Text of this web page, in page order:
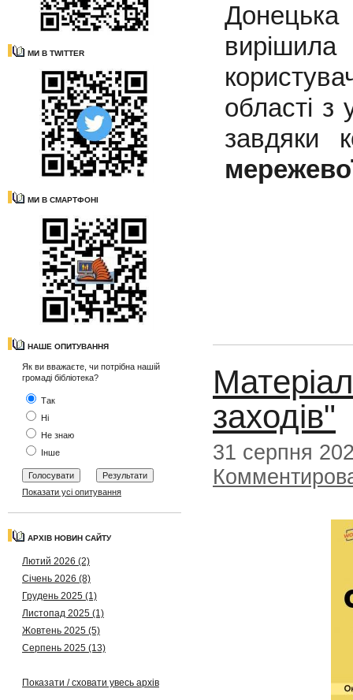
МИ В TWITTER
МИ В СМАРТФОНІ
НАШЕ ОПИТУВАННЯ
Як ви вважаєте, чи потрібна нашій
громаді бібліотека?
Так
Ні
Не знаю
Інше
Показати усі опитування
АРХІВ НОВИН САЙТУ
Лютий 2026 (2)
Січень 2026 (8)
Грудень 2025 (1)
Листопад 2025 (1)
Жовтень 2025 (5)
Серпень 2025 (13)
Показати / сховати увесь архів
області з
завдяки
заходів"
31 серпня